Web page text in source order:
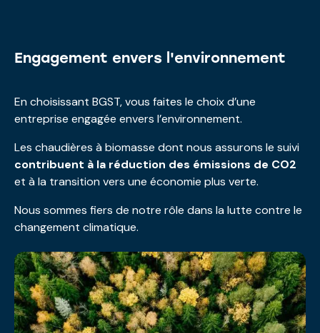
Engagement envers l'environnement
En choisissant BGST, vous faites le choix d’une
entreprise engagée envers l’environnement.
Les chaudières à biomasse dont nous assurons le suivi
contribuent à la réduction des émissions de CO2
et à la transition vers une économie plus verte.
Nous sommes fiers de notre rôle dans la lutte contre le
changement climatique.